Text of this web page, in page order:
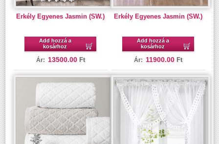
Erkély Egyenes Jasmin (SW.)
Add hozzá a
kosárhoz
Ár: 13500.00 Ft
Erkély Egyenes Jasmin (SW.)
Add hozzá a
kosárhoz
Ár: 11900.00 Ft